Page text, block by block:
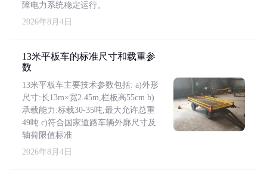
障电力系统稳定运行。
2026年8月4日
13米平板车的标准尺寸和载重参
数
13米平板车主要技术参数包括: a)外形
尺寸:长13m×宽2.45m,栏板高55cm b)
承载能力:标载30-35吨,最大允许总重
49吨 c)符合国家道路车辆外廓尺寸及
轴荷限值标准
2026年8月4日